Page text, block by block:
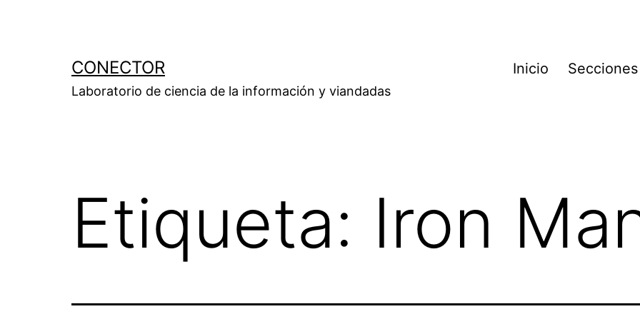
CONECTOR
Laboratorio de ciencia de la información y viandadas
Inicio Secciones
Etiqueta: Iron